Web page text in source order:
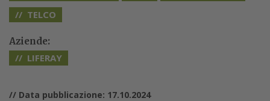
TELCO
Aziende:
LIFERAY
// Data pubblicazione: 17.10.2024